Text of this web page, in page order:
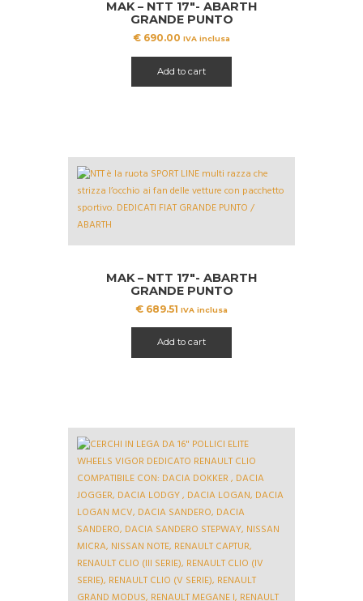
MAK – NTT 17″- ABARTH
GRANDE PUNTO
€ 690.00 IVA inclusa
Add to cart
MAK – NTT 17″- ABARTH
GRANDE PUNTO
€ 689.51 IVA inclusa
Add to cart